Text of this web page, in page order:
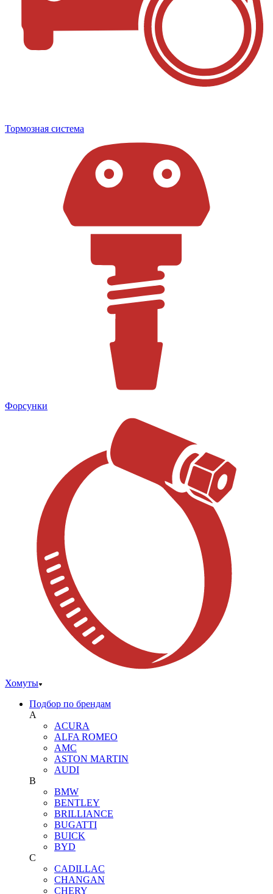
Тормозная система
Форсунки
Хомуты
Подбор по брендам
A
ACURA
ALFA ROMEO
AMC
ASTON MARTIN
AUDI
B
BMW
BENTLEY
BRILLIANCE
BUGATTI
BUICK
BYD
C
CADILLAC
CHANGAN
CHERY